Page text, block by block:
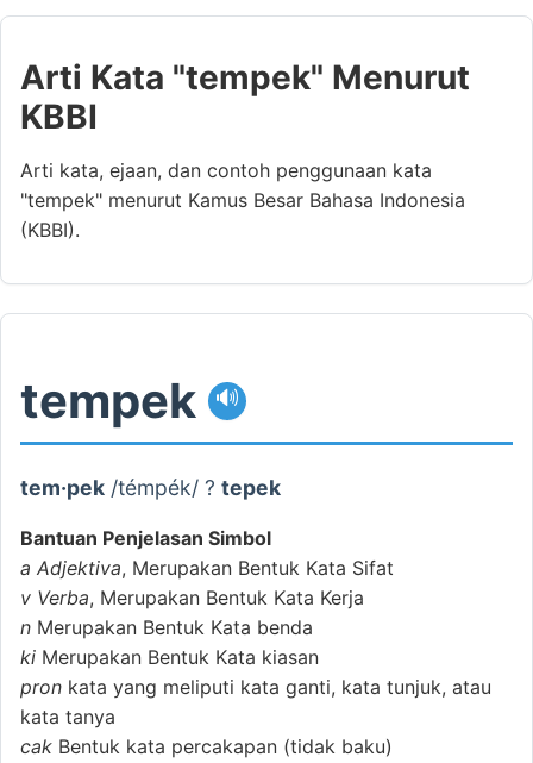
Arti Kata "tempek" Menurut
KBBI
Arti kata, ejaan, dan contoh penggunaan kata
"tempek" menurut Kamus Besar Bahasa Indonesia
(KBBI).
tempek 🔊
tem·pek /témpék/ ? tepek
Bantuan Penjelasan Simbol
a Adjektiva, Merupakan Bentuk Kata Sifat
v Verba, Merupakan Bentuk Kata Kerja
n Merupakan Bentuk Kata benda
ki Merupakan Bentuk Kata kiasan
pron kata yang meliputi kata ganti, kata tunjuk, atau
kata tanya
cak Bentuk kata percakapan (tidak baku)